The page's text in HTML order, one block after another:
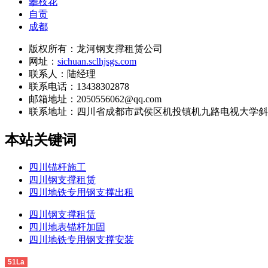
自贡
成都
版权所有：龙河钢支撑租赁公司
网址： sichuan.sclhjsgs.com
联系人：陆经理
联系电话：13438302878
邮箱地址：2050556062@qq.com
联系地址： 四川省成都市武侯区机投镇机九路电视大学
本站关键词
四川锚杆施工
四川钢支撑租赁
四川地铁专用钢支撑出租
四川钢支撑租赁
四川地表锚杆加固
四川地铁专用钢支撑安装
51La